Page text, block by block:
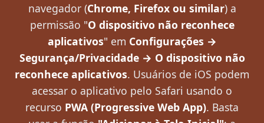
navegador (Chrome, Firefox ou similar) a
permissão "O dispositivo não reconhece
aplicativos" em Configurações →
Segurança/Privacidade → O dispositivo não
reconhece aplicativos. Usuários de iOS podem
acessar o aplicativo pelo Safari usando o
recurso PWA (Progressive Web App). Basta